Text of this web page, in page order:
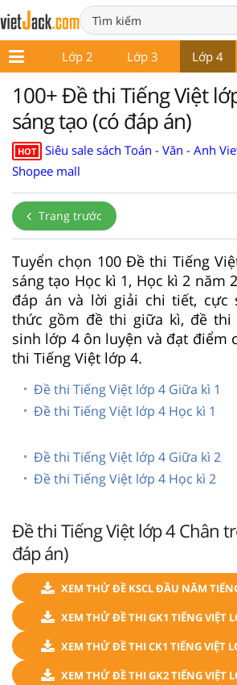
1 Lớp 2 Lớp 3 Lớp 4
100+ Đề thi Tiếng Việt
sáng tạo (có đáp án)
HOT
Siêu sale sách Toán - Văn - Anh
Shopee mall
Trang trước
Tuyển chọn 100 Đề thi Tiếng
sáng tạo Học kì 1, Học kì 2 năm
đáp án và lời giải chi tiết, cực
thức gồm đề thi giữa kì, đề thi
sinh lớp 4 ôn luyện và đạt điểm
thi Tiếng Việt lớp 4.
Đề thi Tiếng Việt lớp 4 Giữa kì 1
Đề thi Tiếng Việt lớp 4 Học kì 1
Đề thi Tiếng Việt lớp 4 Giữa kì 2
Đề thi Tiếng Việt lớp 4 Học kì 2
Đề thi Tiếng Việt lớp 4 Chân
đáp án)
XEM THỬ ĐỀ KSCL ĐẦU NĂM
XEM THỬ ĐỀ THI GK1 TIẾNG VIỆT
XEM THỬ ĐỀ THI CK1 TIẾNG VIỆT
XEM THỬ ĐỀ THI GK2 TIẾNG VIỆT